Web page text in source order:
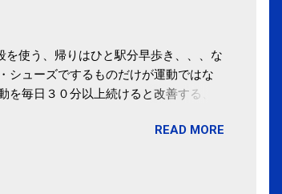
使う、帰りはひと駅分早歩き、、、な
シューズでするものだけが運動ではな
毎日３０分以上続けると改善する、
授は「汗ばむ程度の運動を毎日３０分
善 筑波大「減量しなくても効果」 -
READ MORE